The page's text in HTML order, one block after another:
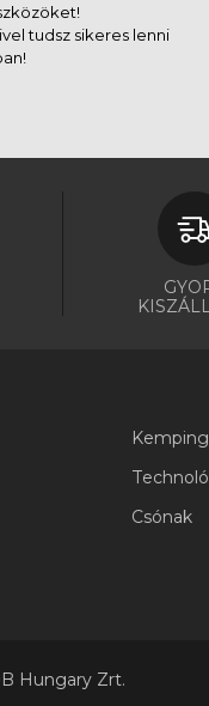
tudsz sikeres lenni
Kemping
Csónak
Hungary Zrt.